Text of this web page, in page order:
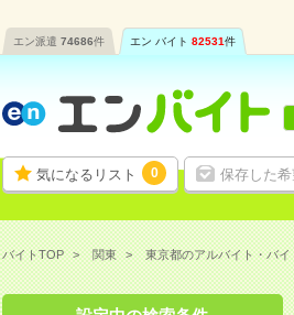
エン派遣 74686件 エン バイト 82531件
気になるリスト 0 保存した
バイトTOP 関東 東京都のアルバイト・バイ